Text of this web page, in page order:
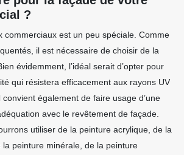
?
commerciaux est un peu spéciale. Comme
il est nécessaire de choisir de la
évidemment, l’idéal serait d’opter pour
qui résistera efficacement aux rayons UV
également de faire usage d’une
avec le revêtement de façade.
utiliser de la peinture acrylique, de la
la peinture minérale, de la peinture